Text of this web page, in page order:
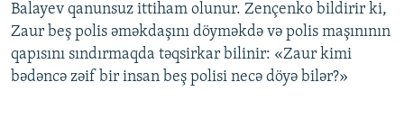
Balayev qanunsuz ittiham olunur. Zençenko bildirir ki,
Zaur beş polis əməkdaşını döyməkdə və polis maşınının
qapısını sındırmaqda təqsirkar bilinir: «Zaur kimi
bədəncə zəif bir insan beş polisi necə döyə bilər?»